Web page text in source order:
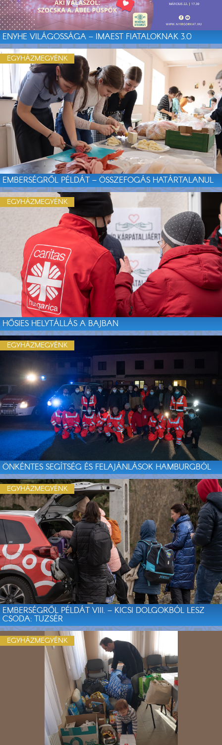
ENYHE VILÁGOSSÁGA – IMAEST FIATALOKNAK 3.0
EMBERSÉGRŐL PÉLDÁT – ÖSSZEFOGÁS HATÁRTALANUL
EGYHÁZMEGYÉNK
HŐSIES HELYTÁLLÁS A BAJBAN
EGYHÁZMEGYÉNK
ÖNKÉNTES SEGÍTSÉG ÉS FELAJÁNLÁSOK HAMBURGBÓL
EGYHÁZMEGYÉNK
EMBERSÉGRŐL PÉLDÁT VIII. – KICSI DOLGOKBÓL LESZ
CSODA: TUZSÉR
EGYHÁZMEGYÉNK
EGYHÁZMEGYÉNK